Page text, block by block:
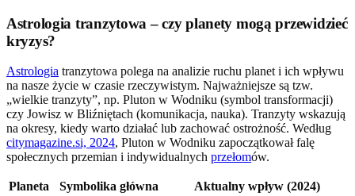
Astrologia tranzytowa – czy planety mogą przewidzieć
kryzys?
Astrologia tranzytowa polega na analizie ruchu planet i ich wpływu
na nasze życie w czasie rzeczywistym. Najważniejsze są tzw.
„wielkie tranzyty”, np. Pluton w Wodniku (symbol transformacji)
czy Jowisz w Bliźniętach (komunikacja, nauka). Tranzyty wskazują
na okresy, kiedy warto działać lub zachować ostrożność. Według
citymagazine.si, 2024, Pluton w Wodniku zapoczątkował falę
społecznych przemian i indywidualnych przełomów.
Planeta Symbolika główna
Aktualny wpływ (2024)